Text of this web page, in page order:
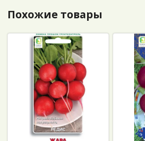
Похожие товары